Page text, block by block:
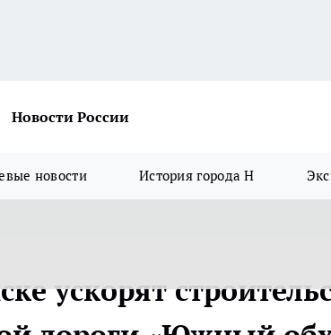
Новости России
новости История города Н
ускорят